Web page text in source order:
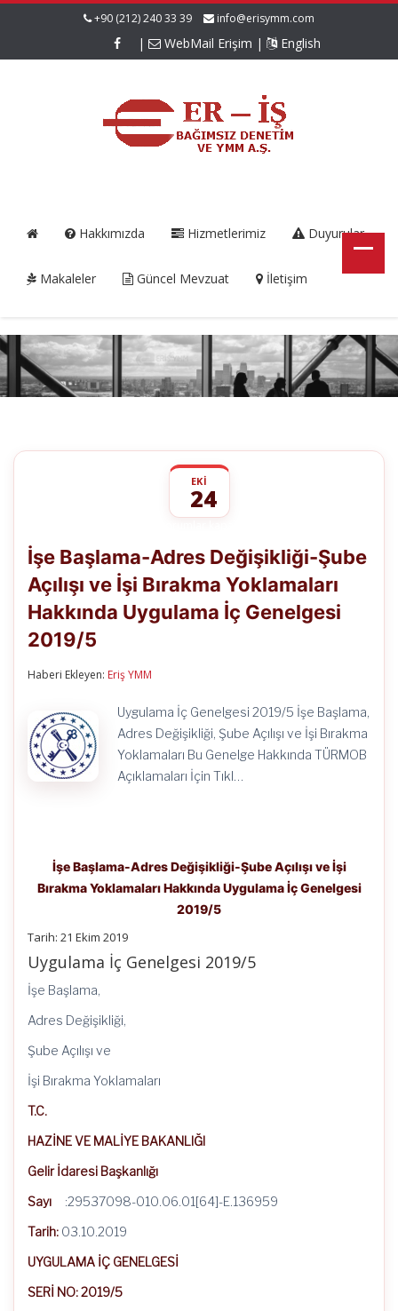
+90 (212) 240 33 39 info@erisymm.com
| WebMail Erişim | English
Hakkımızda Hizmetlerimiz Duyurular
Makaleler Güncel Mevzuat İletişim
EKI
24
Adres
Değişikliği-
Şube
ve
Genelgesi
2019/5
için
İşe Başlama-Adres Değişikliği-Şube
Açılışı ve İşi Bırakma Yoklamaları
Hakkında Uygulama İç Genelgesi
2019/5
Haberi Ekleyen: Eriş YMM
Uygulama İç Genelgesi 2019/5 İşe Başlama,
Adres Değişikliği, Şube Açılışı ve İşi Bırakma
Yoklamaları Bu Genelge Hakkında TÜRMOB
Açıklamaları İçin Tıkl…
İşe Başlama-Adres Değişikliği-Şube Açılışı ve İşi
Bırakma Yoklamaları Hakkında Uygulama İç Genelgesi
2019/5
Tarih: 21 Ekim 2019
Uygulama İç Genelgesi 2019/5
İşe Başlama,
Adres Değişikliği,
Şube Açılışı ve
İşi Bırakma Yoklamaları
T.C.
HAZİNE VE MALİYE BAKANLIĞI
Gelir İdaresi Başkanlığı
Sayı :29537098-010.06.01[64]-E.136959
Tarih: 03.10.2019
UYGULAMA İÇ GENELGESİ
SERİ NO: 2019/5